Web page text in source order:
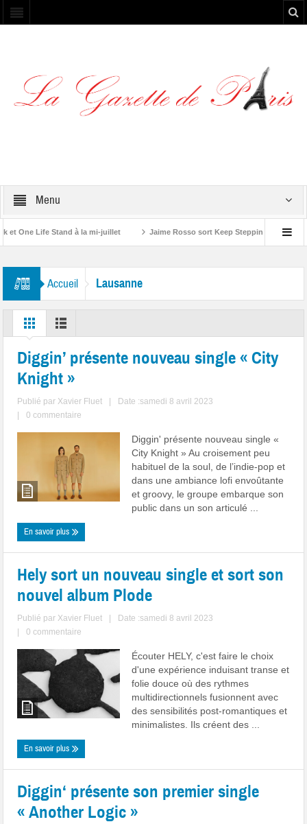
Menu
One Life Stand à la mi-juillet Jaime Rosso sort Keep Stepping, son nouvel
Accueil Lausanne
Diggin’ présente nouveau single « City
Knight »
Publié par Xavier Fluet
Date :samedi 8 avril 2023
0 commentaire
Diggin' présente nouveau single «
City Knight » Au croisement peu
habituel de la soul, de l’indie-pop et
dans une ambiance lofi envoûtante
et groovy, le groupe embarque son
public dans un son articulé ...
En savoir plus
Hely sort un nouveau single et sort son
nouvel album Plode
Publié par Xavier Fluet
Date :samedi 8 avril 2023
0 commentaire
Écouter HELY, c'est faire le choix
d'une expérience induisant transe et
folie douce où des rythmes
multidirectionnels fusionnent avec
des sensibilités post-romantiques et
minimalistes. Ils créent des ...
En savoir plus
Diggin‘ présente son premier single
«Another Logic»